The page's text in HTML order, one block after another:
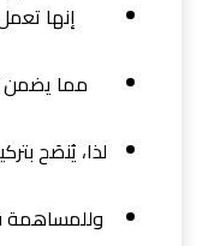
إنها
مما يضمن
لذا، يُنصَح
وللمساهمة